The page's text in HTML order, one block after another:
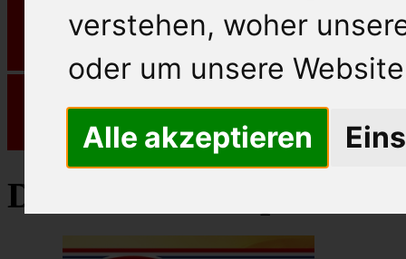
verstehen, woher
oder um unsere
Alle akzeptieren
Dr. Oetker Backpulver